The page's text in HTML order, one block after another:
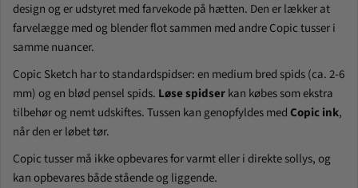
design og er udstyret med farvekode på hætten. Den erlækker at
farvelægge med og blender flot sammen med andre Copic tusser i
samme nuancer.
Copic Sketch har to standardspidser: en medium bred spids (ca. 2-6
mm) og en blød pensel spids. Løse spidserkan købes som ekstra
tilbehør og nemt udskiftes. Tussen kan genopfyldes medCopic ink,
når den er løbet tør.
Copic tusser må ikke opbevares for varmt eller i direkte sollys, og
kan opbevares både stående og liggende.